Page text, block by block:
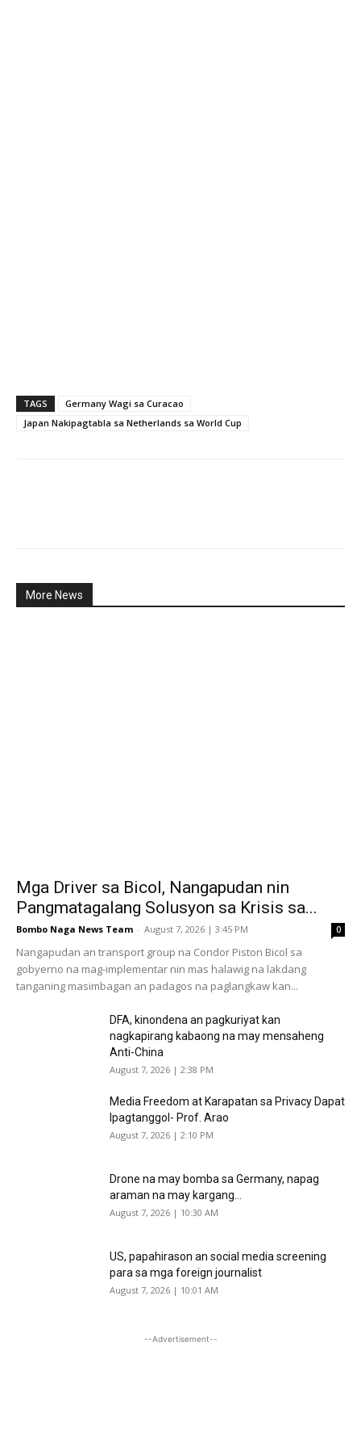
TAGS
Germany Wagi sa Curacao
Japan Nakipagtabla sa Netherlands sa World Cup
More News
Mga Driver sa Bicol, Nangapudan nin
Pangmatagalang Solusyon sa Krisis sa...
Bombo Naga News Team - August 7, 2026 | 3:45 PM 0
Nangapudan an transport group na Condor Piston Bicol sa
gobyerno na mag-implementar nin mas halawig na lakdang
tanganing masimbagan an padagos na paglangkaw kan...
DFA, kinondena an pagkuriyat kan
nagkapirang kabaong na may mensaheng
Anti-China
August 7, 2026 | 2:38 PM
Media Freedom at Karapatan sa Privacy Dapat
Ipagtanggol- Prof. Arao
August 7, 2026 | 2:10 PM
Drone na may bomba sa Germany, napag
araman na may kargang...
August 7, 2026 | 10:30 AM
US, papahirason an social media screening
para sa mga foreign journalist
August 7, 2026 | 10:01 AM
--Advertisement--